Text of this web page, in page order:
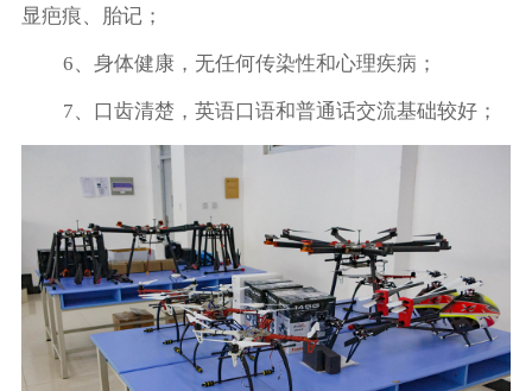
显疤痕、胎记；
6、身体健康，无任何传染性和心理疾病；
7、口齿清楚，英语口语和普通话交流基础较好；